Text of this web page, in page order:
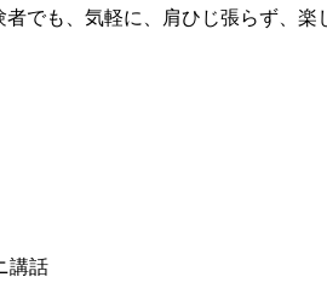
でも、気軽に、肩ひじ張らず、楽
講話